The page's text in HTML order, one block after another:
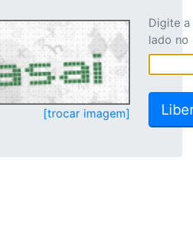
[trocar imagem]
Digite
lado no